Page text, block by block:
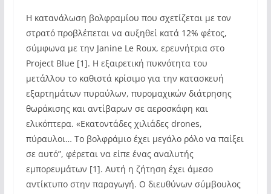
Η κατανάλωση βολφραμίου που σχετίζεται με τον
στρατό προβλέπεται να αυξηθεί κατά 12% φέτος,
σύμφωνα με την Janine Le Roux, ερευνήτρια στο
Project Blue [1]. Η εξαιρετική πυκνότητα του
μετάλλου το καθιστά κρίσιμο για την κατασκευή
εξαρτημάτων πυραύλων, πυρομαχικών διάτρησης
θωράκισης και αντίβαρων σε αεροσκάφη και
ελικόπτερα. «Εκατοντάδες χιλιάδες drones,
πύραυλοι… Το βολφράμιο έχει μεγάλο ρόλο να παίξει
σε αυτό”, φέρεται να είπε ένας αναλυτής
εμπορευμάτων [1]. Αυτή η ζήτηση έχει άμεσο
αντίκτυπο στην παραγωγή. Ο διευθύνων σύμβουλος